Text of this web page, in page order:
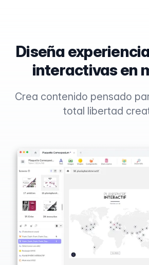
Diseña
interactivas en
Crea contenido pensado
total libertad